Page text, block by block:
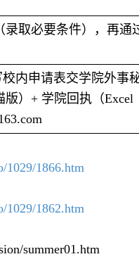
录取必要条件），再通
内申请表交学院外事
）+ 学院回执（Excel
1029/1866.htm
1029/1862.htm
summer01.htm